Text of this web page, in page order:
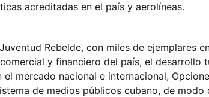
acreditadas en el país y aerolíneas.
Rebelde, con miles de ejemplares
y financiero del país, el desarrollo
mercado nacional e internacional,
de medios públicos cubano, de modo